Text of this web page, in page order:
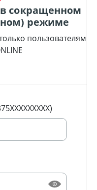
сокращенном
режиме
пользователям